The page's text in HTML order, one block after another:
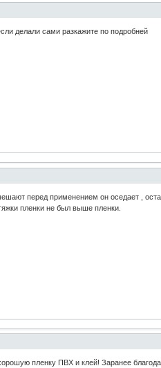
делали сами разкажите по подробней
перед применением он оседает ,
пленки не был выше пленки.
пленку ПВХ и клей! Заранее